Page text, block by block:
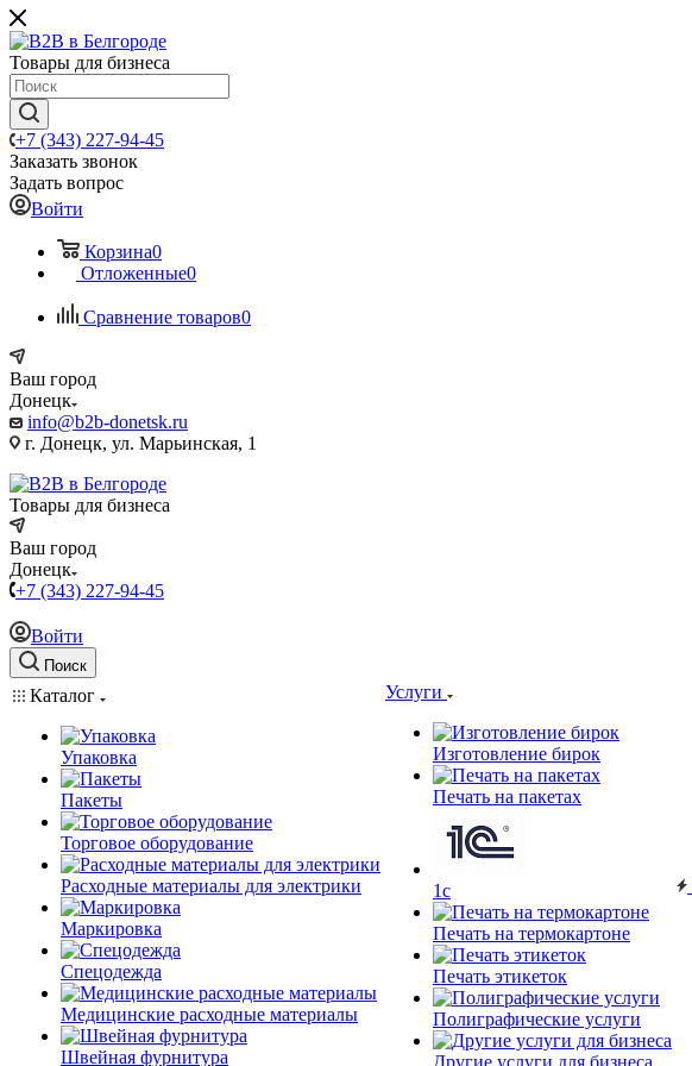
Товары для бизнеса
+7 (343) 227-94-45
Заказать звонок
Задать вопрос
Войти
Корзина0
Отложенные0
Сравнение товаров0
Ваш город
Донецк
info@b2b-donetsk.ru
г. Донецк, ул. Марьинская, 1
Товары для бизнеса
Ваш город
Донецк
+7 (343) 227-94-45
Войти
Поиск
Каталог
Упаковка
Пакеты
Торговое оборудование
Расходные материалы для электрики
Маркировка
Спецодежда
Медицинские расходные материалы
Швейная фурнитура
Услуги
Изготовление бирок
Печать на пакетах
1c
Печать на термокартоне
Печать этикеток
Полиграфические услуги
Другие услуги для бизнеса